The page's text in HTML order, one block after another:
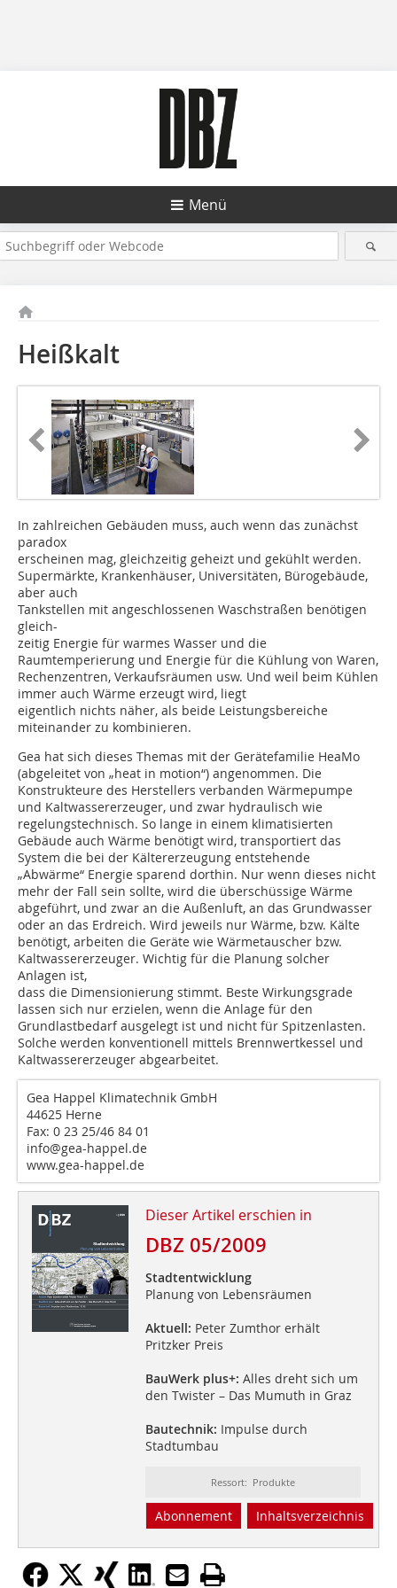
Menü
Heißkalt
In zahlreichen Gebäuden muss, auch wenn das zunächst
paradox
erscheinen mag, gleichzeitig geheizt und gekühlt werden.
Supermärkte, Krankenhäuser, Universitäten, Bürogebäude,
aber auch
Tankstellen mit angeschlossenen Waschstraßen benötigen
gleich-
zeitig Energie für warmes Wasser und die
Raumtemperierung und Energie für die Kühlung von Waren,
Rechenzentren, Verkaufsräumen usw. Und weil beim Kühlen
immer auch Wärme erzeugt wird, liegt
eigentlich nichts näher, als beide Leistungsbereiche
miteinander zu kombinieren.
Gea hat sich dieses Themas mit der Gerätefamilie HeaMo
(abgeleitet von „heat in motion“) angenommen. Die
Konstrukteure des Herstellers verbanden Wärmepumpe
und Kaltwassererzeuger, und zwar hydraulisch wie
regelungstechnisch. So lange in einem klimatisierten
Gebäude auch Wärme benötigt wird, transportiert das
System die bei der Kältererzeugung entstehende
„Abwärme“ Energie sparend dorthin. Nur wenn dieses nicht
mehr der Fall sein sollte, wird die überschüssige Wärme
abgeführt, und zwar an die Außenluft, an das Grundwasser
oder an das Erdreich. Wird jeweils nur Wärme, bzw. Kälte
benötigt, arbeiten die Geräte wie Wärmetauscher bzw.
Kaltwassererzeuger. Wichtig für die Planung solcher
Anlagen ist,
dass die Dimensionierung stimmt. Beste Wirkungsgrade
lassen sich nur erzielen, wenn die Anlage für den
Grundlastbedarf ausgelegt ist und nicht für Spitzenlasten.
Solche werden konventionell mittels Brennwertkessel und
Kaltwassererzeuger abgearbeitet.
Gea Happel Klimatechnik GmbH
44625 Herne
Fax: 0 23 25/46 84 01
info@gea-happel.de
www.gea-happel.de
Dieser Artikel erschien in
DBZ 05/2009
Stadtentwicklung
Planung von Lebensräumen
Aktuell: Peter Zumthor erhält
Pritzker Preis
BauWerk plus+: Alles dreht sich um
den Twister – Das Mumuth in Graz
Bautechnik: Impulse durch
Stadtumbau
Ressort: Produkte
Abonnement Inhaltsverzeichnis